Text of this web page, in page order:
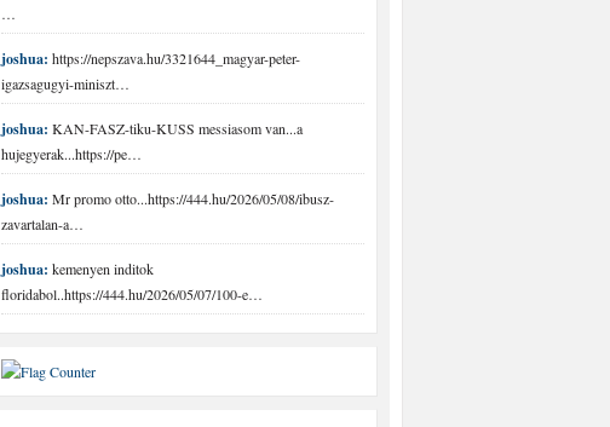
…
joshua: https://nepszava.hu/3321644_magyar-peter-
igazsagugyi-miniszt…
joshua: KAN-FASZ-tiku-KUSS messiasom van...a
hujegyerak...https://pe…
joshua: Mr promo otto...https://444.hu/2026/05/08/ibusz-
zavartalan-a…
joshua: kemenyen inditok
floridabol..https://444.hu/2026/05/07/100-e…